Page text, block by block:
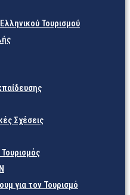
Τουρισμού
Σχέσεις
για τον Τουρισμό